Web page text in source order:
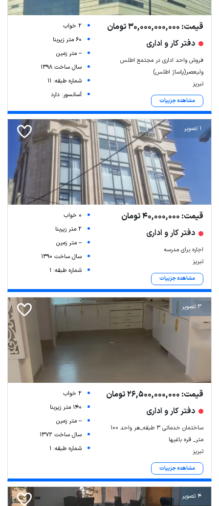
قیمت: 30,000,000,000 تومان
دفتر کار و اداری
فروش واحد اداری در مجتمع اطلس
ولیعصر(پاساژ اطلس)
تبریز
مشاهده جزییات
2 خواب
60 متر زیربنا
-- متر زمین
سال ساخت 1398
شماره طبقه: 11
آسانسور: دارد
1 تصویر
قیمت: 40,000,000 تومان
دفتر کار و اداری
اجاره برای مدرسه
تبریز
مشاهده جزییات
0 خواب
2 متر زیربنا
-- متر زمین
سال ساخت 1390
شماره طبقه: 1
3 تصویر
قیمت: 26,500,000,000 تومان
دفتر کار و اداری
ساختمان خدماتی ۳ طبقه_هر واحد ۱۰۰
متر_ قره باغیها
تبریز
مشاهده جزییات
2 خواب
140 متر زیربنا
-- متر زمین
سال ساخت 1372
شماره طبقه: 1
4 تصویر